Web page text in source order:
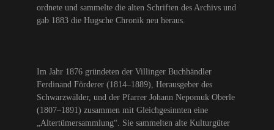
ordnete und sammelte die alten Schriften des Archivs und
gab 1883 die Hugsche Chronik neu heraus.
Im Jahr 1876 gründeten der Villinger Buchhändler
Ferdinand Förderer (1814–1889), Herausgeber des
Schwarzwälder, und der Pfarrer Johann Nepomuk Oberle
(1807–1891) zusammen mit Gleichgesinnten eine
„Altertümersammlung“. Sie sammelten alte Kulturgüter